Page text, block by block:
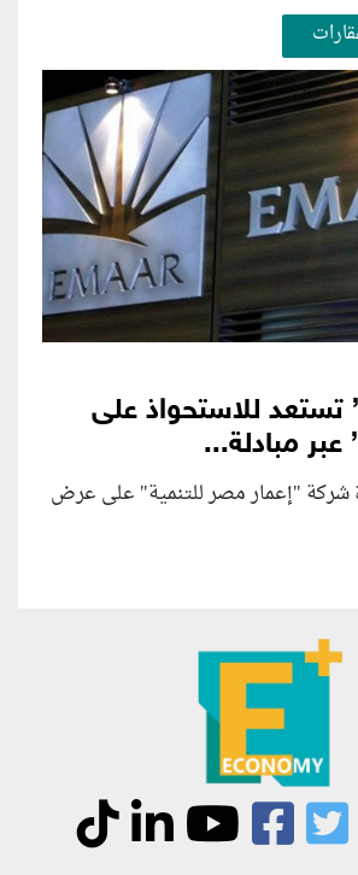
تستعد للاستحواذ على
مبادلة...
شركة "إعمار مصر للتنمية" على عرض